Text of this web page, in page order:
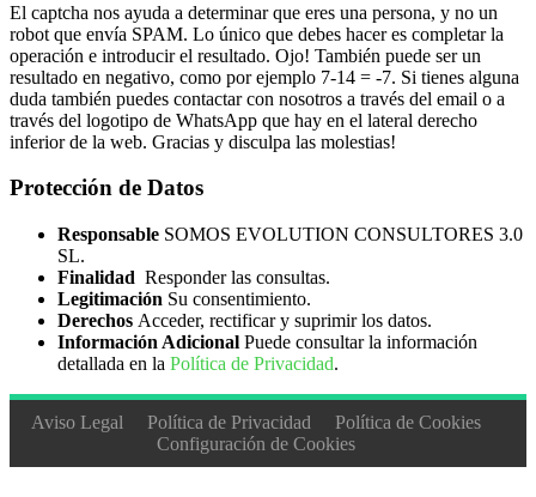
El captcha nos ayuda a determinar que eres una persona, y no un
robot que envía SPAM. Lo único que debes hacer es completar la
operación e introducir el resultado. Ojo! También puede ser un
resultado en negativo, como por ejemplo 7-14 = -7. Si tienes alguna
duda también puedes contactar con nosotros a través del email o a
través del logotipo de WhatsApp que hay en el lateral derecho
inferior de la web. Gracias y disculpa las molestias!
Protección de Datos
Responsable SOMOS EVOLUTION CONSULTORES 3.0
SL.
Finalidad Responder las consultas.
Legitimación Su consentimiento.
Derechos Acceder, rectificar y suprimir los datos.
Información Adicional Puede consultar la información
detallada en la Política de Privacidad.
Aviso Legal Política de Privacidad
Política de Cookies
Configuración de Cookies